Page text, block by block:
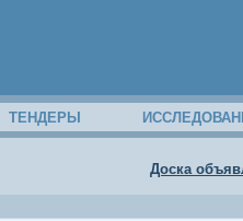
ТЕНДЕРЫ
Доска